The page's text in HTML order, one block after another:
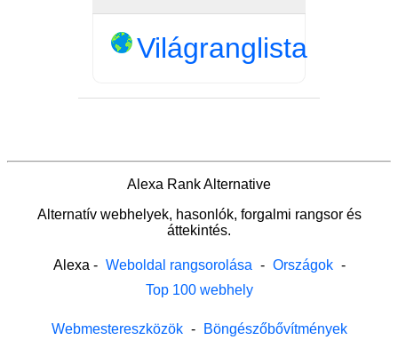
Világranglista
Alexa Rank Alternative
Alternatív webhelyek, hasonlók, forgalmi rangsor és
áttekintés.
Alexa - Weboldal rangsorolása - Országok -
Top 100 webhely
Webmestereszközök - Böngészőbővítmények